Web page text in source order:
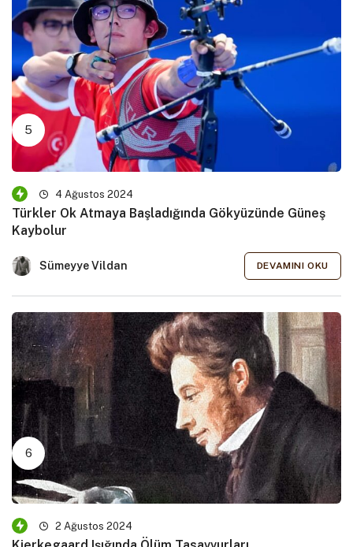
4 Ağustos 2024
Türkler Ok Atmaya Başladığında Gökyüzünde Güneş
Kaybolur
Sümeyye Vildan DEVAMINI OKU
2 Ağustos 2024